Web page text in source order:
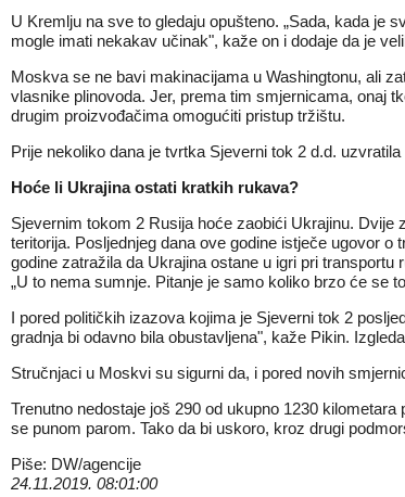
U Kremlju na sve to gledaju opušteno. „Sada, kada je
mogle imati nekakav učinak", kaže on i dodaje da je
Moskva se ne bavi makinacijama u Washingtonu, ali
vlasnike plinovoda. Jer, prema tim smjernicama, onaj
drugim proizvođačima omogućiti pristup tržištu.
Prije nekoliko dana je tvrtka Sjeverni tok 2 d.d.
Hoće li Ukrajina ostati kratkih rukava?
Sjevernim tokom 2 Rusija hoće zaobići Ukrajinu. Dvije
teritorija. Posljednjeg dana ove godine istječe ugovor
godine zatražila da Ukrajina ostane u igri pri
„U to nema sumnje. Pitanje je samo koliko brzo će se
I pored političkih izazova kojima je Sjeverni tok 2
gradnja bi odavno bila obustavljena", kaže Pikin.
Stručnjaci u Moskvi su sigurni da, i pored novih
Trenutno nedostaje još 290 od ukupno 1230
se punom parom. Tako da bi uskoro, kroz drugi
Piše: DW/agencije
24.11.2019. 08:01:00